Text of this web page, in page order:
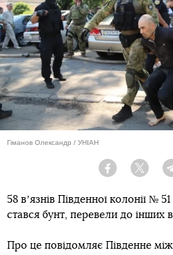
Гіманов Олександр / УНІАН
Facebook Twitter
58 вʼязнів Південної колонії №
стався бунт, перевели до інших
Про це повідомляє Південне